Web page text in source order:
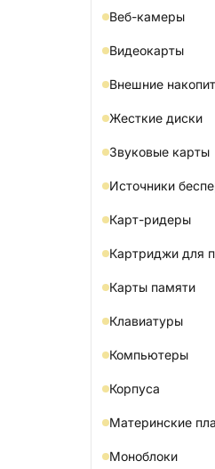
Веб-камеры
Видеокарты
Внешние
Жесткие диски
Звуковые карты
Источники
Карт-ридеры
Картриджи для
Карты памяти
Клавиатуры
Компьютеры
Корпуса
Материнские
Моноблоки